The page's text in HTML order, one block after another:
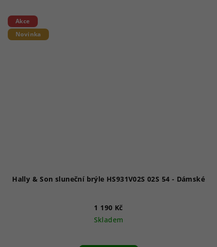
Akce
Novinka
Hally & Son sluneční brýle HS931V02S 02S 54 - Dámské
1 190 Kč
Skladem